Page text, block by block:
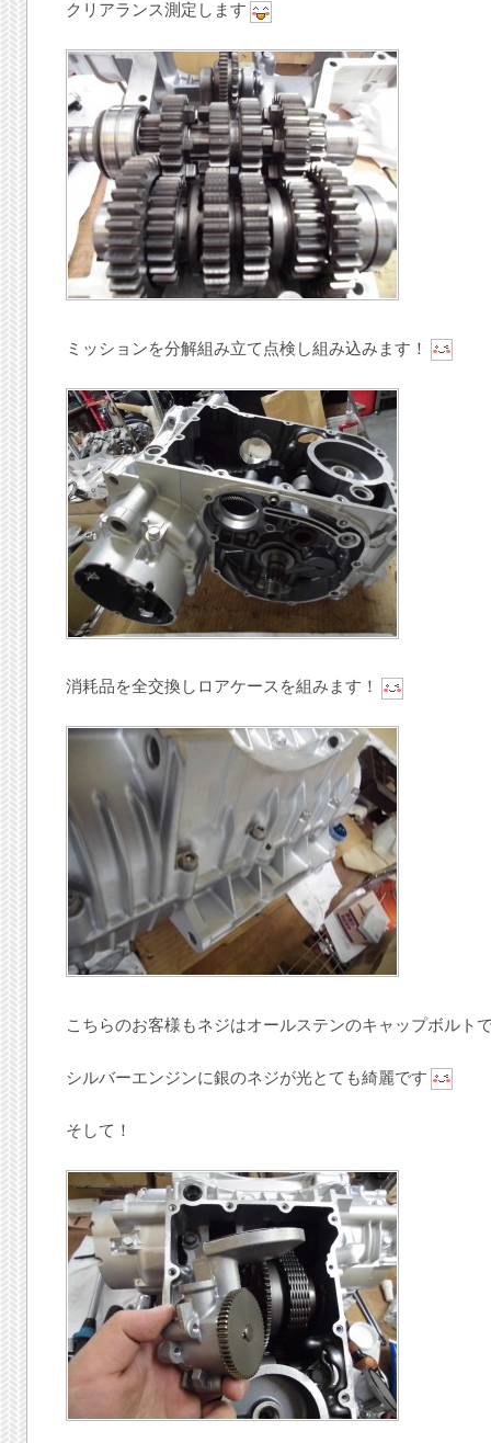
クリアランス測定します
ミッションを分解組み立て点検し組み込みます！
消耗品を全交換しロアケースを組みます！
こちらのお客様もネジはオールステンのキャップボルト
シルバーエンジンに銀のネジが光とても綺麗です
そして！